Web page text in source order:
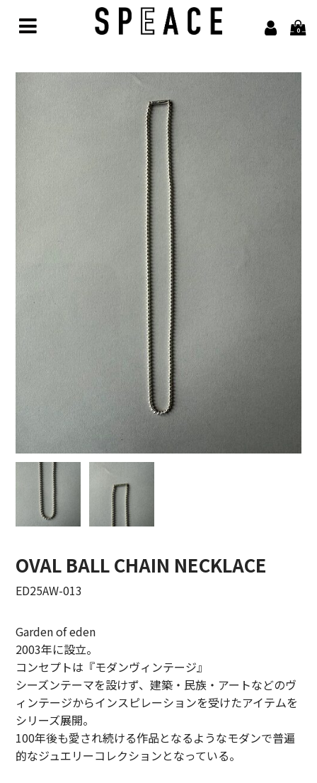
0
Brand
alvana【アルヴァナ】
Arbor【アルボル】
asics【アシックス】
awasa【アワサ】
BARAILLE＆GARMENTS【バライルアンドガーメンツ】
凹凸bocodeco【ボコデコ 】
COMESANDGOES【カムズアンドゴーズ】
COTTON PAN【コットンパン】
crepuscule【クレプスキュール】
Denis&Anna【ドニ&アンナ】
DOEK【ドゥック】
Garden of eden【ガーデン オブ エデン】
HAAL【ハール】
INTERIM【インテリム】
ITTI【イッチ】
LUCKY SOCKS【ラッキーソックス】
LIFiLL【リフィル】
MIZUNO【ミズノ】
NEZU YOHIN TEN【ネズヨウヒンテン】
New balnace【ニューバランス】
OVAL BALL CHAIN NECKLACE
ED25AW-013
Garden of eden
2003年に設立。
コンセプトは『モダンヴィンテージ』
シーズンテーマを設けず、建築・民族・アートなどのヴ
ィンテージからインスピレーションを受けたアイテムを
シリーズ展開。
100年後も愛され続ける作品となるようなモダンで普遍
的なジュエリーコレクションとなっている。